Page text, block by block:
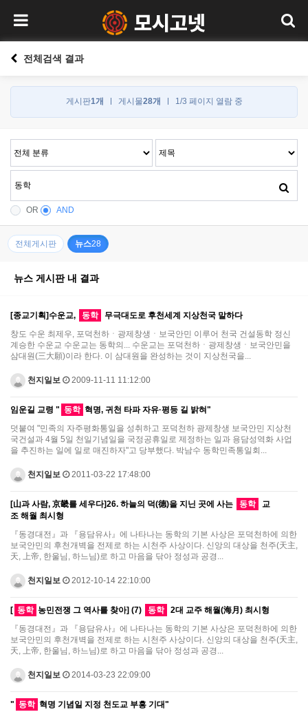
전체검색 결과
게시판1개 게시물28개 1/3 페이지 열람 중
OR AND
전체게시판 뉴스28
뉴스 게시판 내 결과
[종교기획]수운교, 동학
무극대도로 후천세계 지상천국 말하다
창도 수운 최제우, 포덕천하ㆍ광제창생ㆍ보국안민 이루어 천국 건설동학 정신
계승한 수운교 수운교는 동학의... 수운교는 포덕천하ㆍ광제창생ㆍ보국안민을
삼대원(三大願)이라 한다. 이 삼대원을 완성하는 것이 지상천국을...
천지일보 2009-11-11 11:12:00
임운길 교령 " 동학 혁명, 귀천 타파 자유·평등 길 밝혀"
덧붙여 "민족의 자주평화통일을 성취하고 포덕천하 광제창생 보국안민 지상천
국건설과 4월 5일 천일기념일을 국정공휴일로 제정하는 일과 용담성역화 사업
을 추진하는 일에 일로 매진하자"고 당부했다. 박남수 동학민족통일회...
천지일보 2011-03-22 17:48:00
[山과 사람, 京畿를 세우다]26. 하늘의 덕(德)을 지닌 곳에 사는 동학
교
조 해월 최시형
『동경대전』과 『용담유사』에 나타나는 동학의 기본 사상은 포덕천하에 의한
보국안민의 후천개벽을 전제로 하는 시천주 사상이다. 신앙의 대상을 천주(天主,
天, 上帝, 한울님, 하느님)로 하고 마음을 닦아 정성과 공경...
천지일보 2012-10-14 22:10:00
[ 동학 농민전쟁 그 역사를 찾아] (7) 동학
2대 교주 해월(海月) 최시형
『동경대전』과 『용담유사』에 나타나는 동학의 기본 사상은 포덕천하에 의한
보국안민의 후천개벽을 전제로 하는 시천주 사상이다. 신앙의 대상을 천주(天主,
天, 上帝, 한울님, 하느님)로 하고 마음을 닦아 정성과 공경...
천지일보 2014-03-23 22:09:00
" 동학 혁명 기념일 지정 천도교 부흥 기대"